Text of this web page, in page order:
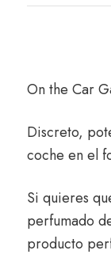
On the Car
Discreto,
coche en el
Si quieres
perfumado
producto